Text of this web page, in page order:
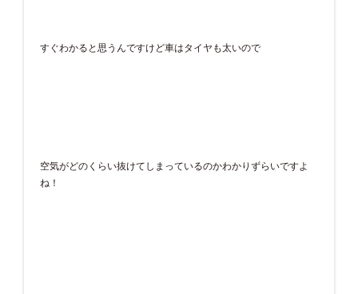
すぐわかると思うんですけど車はタイヤも太いので
空気がどのくらい抜けてしまっているのかわかりずらいですよ
ね！